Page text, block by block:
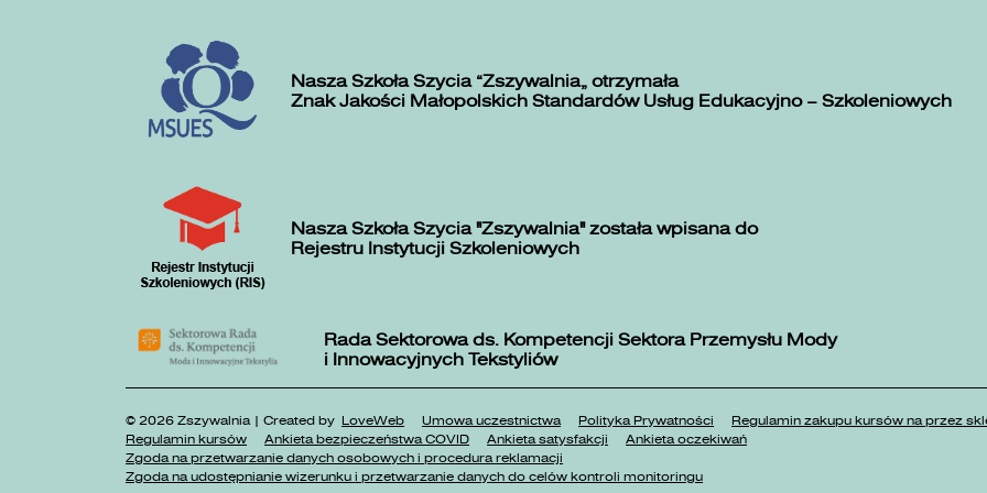
Nasza Szkoła Szycia „Zszywalnia” otrzymała
Znak Jakości Małopolskich Standardów Usług Edukacyjno – Szkoleniowych
Nasza Szkoła Szycia "Zszywalnia" została wpisana do
Rejestru Instytucji Szkoleniowych
Rada Sektorowa ds. Kompetencji Sektora Przemysłu Mody
i Innowacyjnych Tekstyliów
© 2026 Zszywalnia | Created by LoveWeb Umowa uczestnictwa Polityka Prywatności
Regulamin zakupu kursów na przez
Regulamin kursów
Ankieta bezpieczeństwa COVID Ankieta satysfakcji
Ankieta oczekiwań
Zgoda na przetwarzanie danych osobowych i procedura reklamacji
Zgoda na udostępnianie wizerunku i przetwarzanie danych do celów kontroli monitoringu